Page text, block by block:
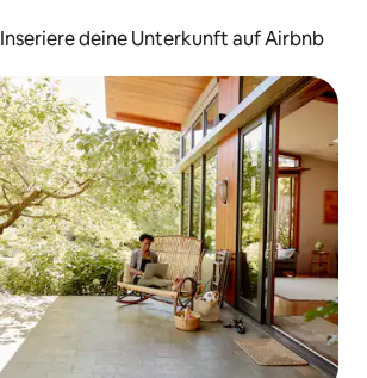
Inseriere deine Unterkunft auf Airbnb